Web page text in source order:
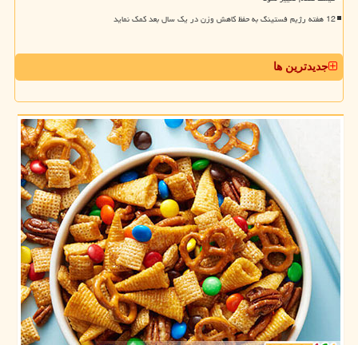
12 هفته رژیم فستینگ به حفظ کاهش وزن در یک سال بعد کمک نماید
جدیدترین ها